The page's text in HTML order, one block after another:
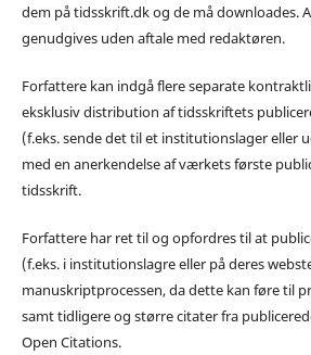
dem på tidsskrift.dk og de må downloades.
genudgives uden aftale med redaktøren.
Forfattere kan indgå flere separate
eksklusiv distribution af tidsskriftets
(f.eks. sende det til et institutionslager eller
med en anerkendelse af værkets første
tidsskrift.
Forfattere har ret til og opfordres til at
(f.eks. i institutionslagre eller på deres
manuskriptprocessen, da dette kan føre til
samt tidligere og større citater fra
Open Citations.